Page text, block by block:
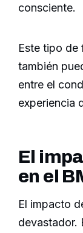
consciente.
Este tipo de
también
entre el
experiencia
El
en el
El impacto
devastador.